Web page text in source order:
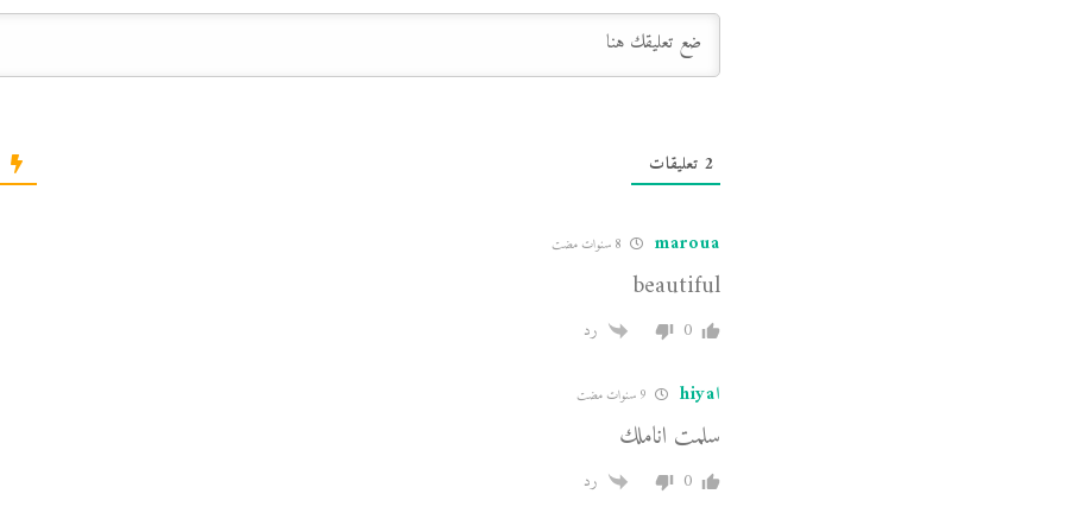
2 تعليقات
maroua
beautiful
0 رد
اhiya
سلمت اناملك
0 رد